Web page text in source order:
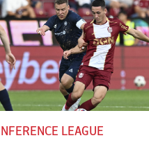
LEAGUE